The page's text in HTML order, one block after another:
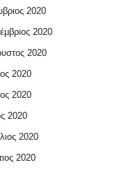
2020
2020
2020
2020
2020
2020
2020
2020